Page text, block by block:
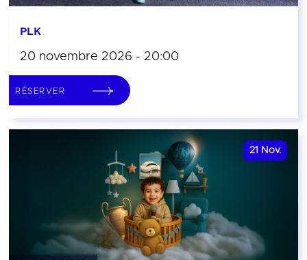
PLK
20 novembre 2026 - 20:00
RÉSERVER
21 Nov.